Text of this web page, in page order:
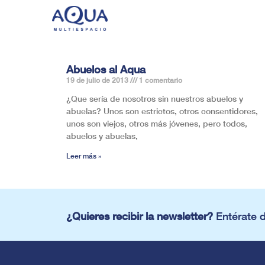
Abuelos al Aqua
19 de julio de 2013 1 comentario
¿Que sería de nosotros sin nuestros abuelos y
abuelas? Unos son estrictos, otros consentidores,
unos son viejos, otros más jóvenes, pero todos,
abuelos y abuelas,
Leer más »
¿Quieres recibir la newsletter? Entérate